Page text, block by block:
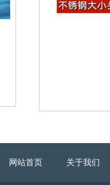
网站首页 关于我们